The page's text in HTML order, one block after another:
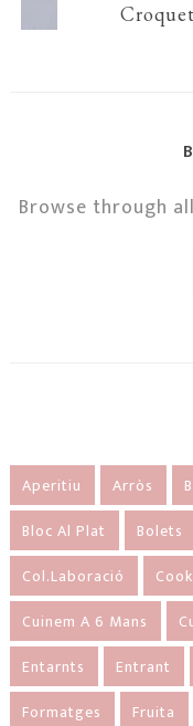
Browse through
Aperitiu Arròs
Bloc Al Plat
Bolets
Col.laboració
Cuinem A 6 Mans
Entarnts
Entrant
Formatges
Fruita